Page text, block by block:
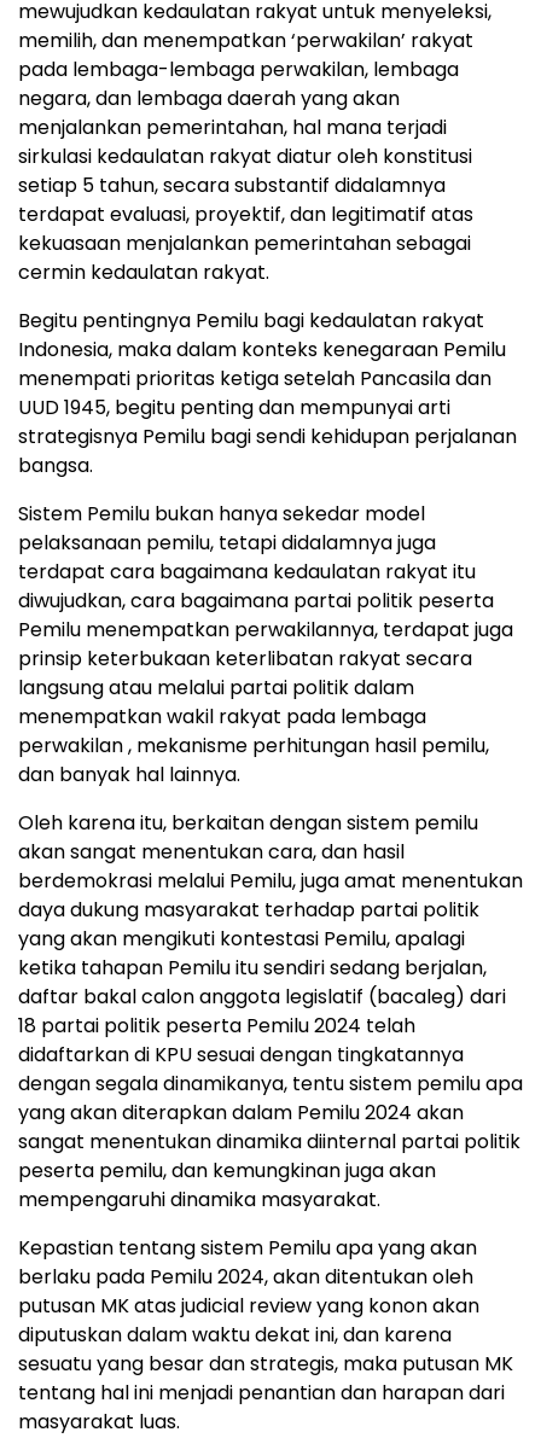
mewujudkan kedaulatan rakyat untuk menyeleksi,
memilih, dan menempatkan ‘perwakilan’ rakyat
pada lembaga-lembaga perwakilan, lembaga
negara, dan lembaga daerah yang akan
menjalankan pemerintahan, hal mana terjadi
sirkulasi kedaulatan rakyat diatur oleh konstitusi
setiap 5 tahun, secara substantif didalamnya
terdapat evaluasi, proyektif, dan legitimatif atas
kekuasaan menjalankan pemerintahan sebagai
cermin kedaulatan rakyat.
Begitu pentingnya Pemilu bagi kedaulatan rakyat
Indonesia, maka dalam konteks kenegaraan Pemilu
menempati prioritas ketiga setelah Pancasila dan
UUD 1945, begitu penting dan mempunyai arti
strategisnya Pemilu bagi sendi kehidupan perjalanan
bangsa.
Sistem Pemilu bukan hanya sekedar model
pelaksanaan pemilu, tetapi didalamnya juga
terdapat cara bagaimana kedaulatan rakyat itu
diwujudkan, cara bagaimana partai politik peserta
Pemilu menempatkan perwakilannya, terdapat juga
prinsip keterbukaan keterlibatan rakyat secara
langsung atau melalui partai politik dalam
menempatkan wakil rakyat pada lembaga
perwakilan , mekanisme perhitungan hasil pemilu,
dan banyak hal lainnya.
Oleh karena itu, berkaitan dengan sistem pemilu
akan sangat menentukan cara, dan hasil
berdemokrasi melalui Pemilu, juga amat menentukan
daya dukung masyarakat terhadap partai politik
yang akan mengikuti kontestasi Pemilu, apalagi
ketika tahapan Pemilu itu sendiri sedang berjalan,
daftar bakal calon anggota legislatif (bacaleg) dari
18 partai politik peserta Pemilu 2024 telah
didaftarkan di KPU sesuai dengan tingkatannya
dengan segala dinamikanya, tentu sistem pemilu apa
yang akan diterapkan dalam Pemilu 2024 akan
sangat menentukan dinamika diinternal partai politik
peserta pemilu, dan kemungkinan juga akan
mempengaruhi dinamika masyarakat.
Kepastian tentang sistem Pemilu apa yang akan
berlaku pada Pemilu 2024, akan ditentukan oleh
putusan MK atas judicial review yang konon akan
diputuskan dalam waktu dekat ini, dan karena
sesuatu yang besar dan strategis, maka putusan MK
tentang hal ini menjadi penantian dan harapan dari
masyarakat luas.